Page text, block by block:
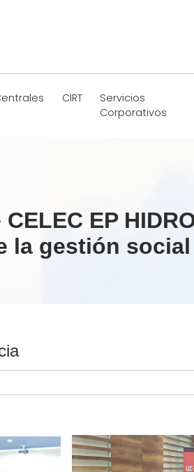
CIRT
Servicios
Corporativos
EP
la gestión social